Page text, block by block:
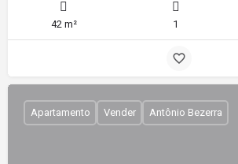
42 m² 1
Apartamento Vender Antônio Bezerra